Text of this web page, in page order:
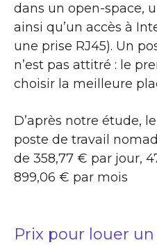
dans un open-space,
ainsi qu’un accès à
une prise RJ45). Un
n’est pas attitré : le
choisir la meilleure
D’après notre étude,
poste de travail
de 358,77 € par jour,
899,06 € par mois
Prix pour louer